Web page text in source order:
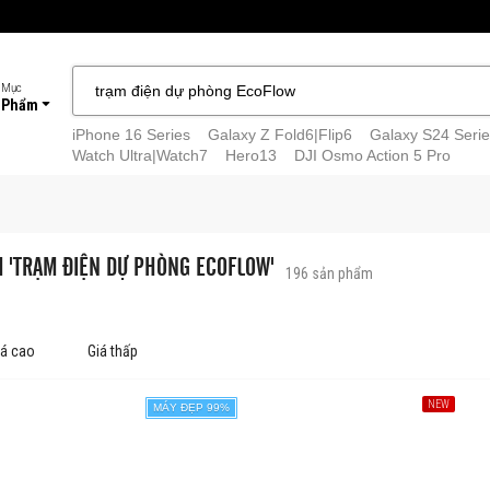
iPhone 16 Series
Galaxy Z Fold6|Flip6
Galaxy S24
Watch Ultra|Watch7
Hero13 DJI Osmo Action 5 Pro
ĐIỆN DỰ PHÒNG ECOFLOW' 196 sản phẩm
cao Giá thấp
MÁY ĐẸP 99% NEW